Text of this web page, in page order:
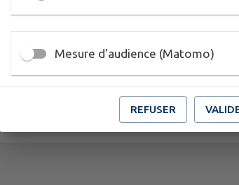
Mesure d'audience (Matomo)
REFUSER